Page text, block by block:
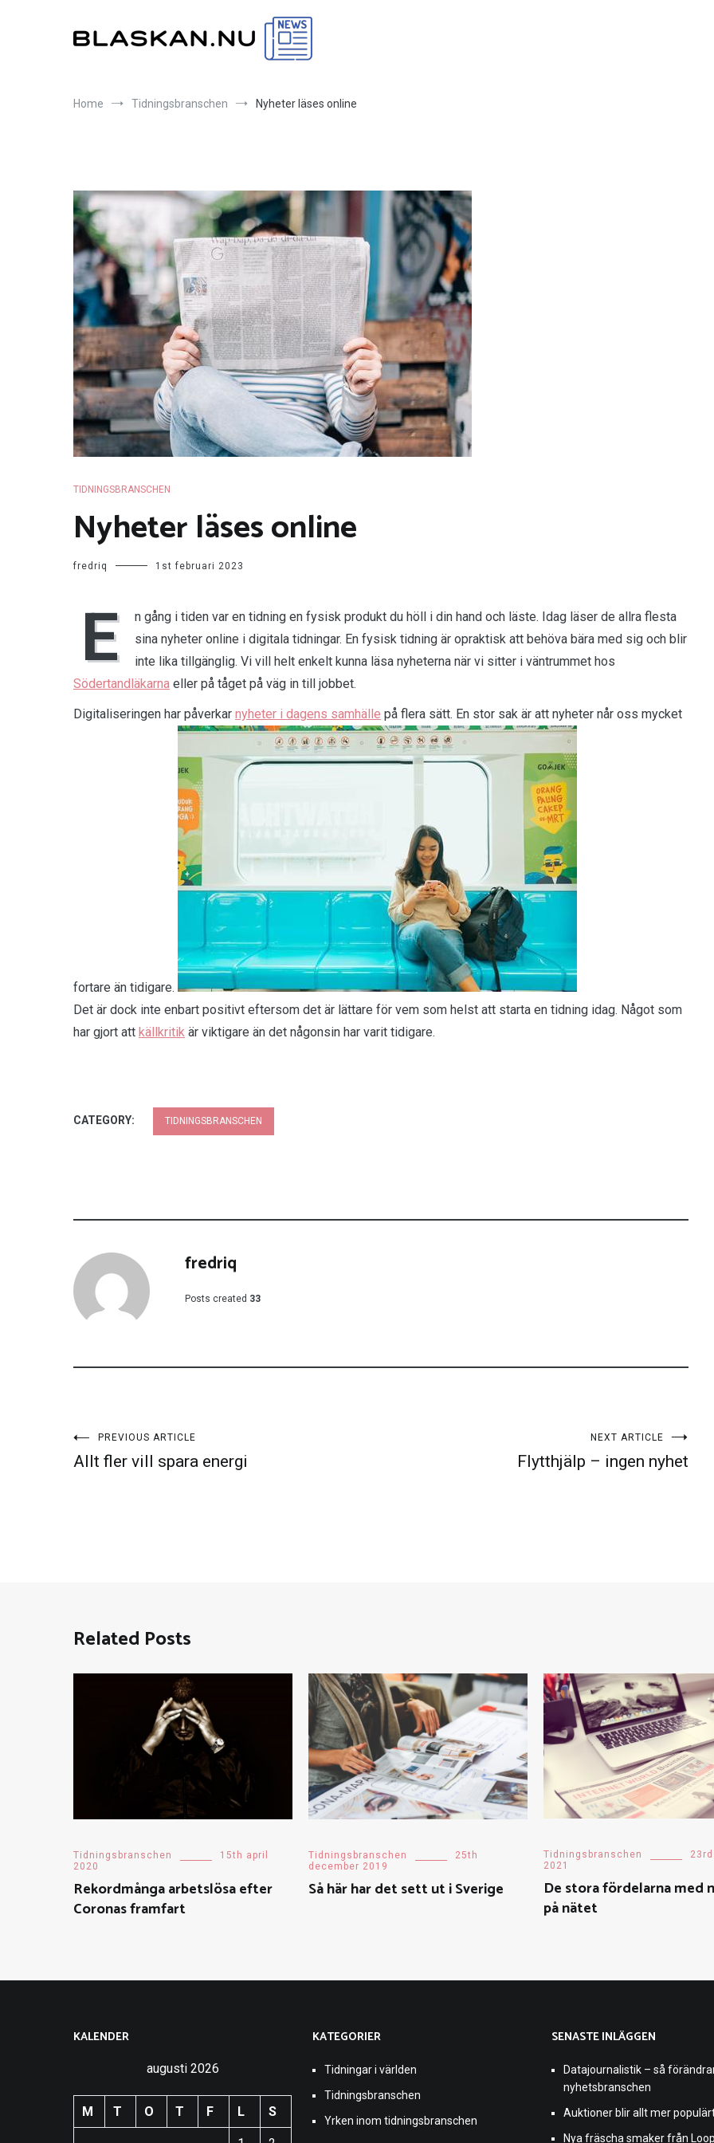
Home Tidningsbranschen Nyheter läses online
TIDNINGSBRANSCHEN
Nyheter läses online
fredriq 1st februari 2023
E
n gång i tiden var en tidning en fysisk produkt du höll i din hand och läste. Idag läser de allra flesta
sina nyheter online i digitala tidningar. En fysisk tidning är opraktisk att behöva bära med sig och blir
inte lika tillgänglig. Vi vill helt enkelt kunna läsa nyheterna när vi sitter i väntrummet hos
Södertandläkarna eller på tåget på väg in till jobbet.
Digitaliseringen har påverkar nyheter i dagens samhälle på flera sätt. En stor sak är att nyheter når oss mycket
fortare än tidigare.
Det är dock inte enbart positivt eftersom det är lättare för vem som helst att starta en tidning idag. Något som
har gjort att källkritik är viktigare än det någonsin har varit tidigare.
CATEGORY: TIDNINGSBRANSCHEN
fredriq
Posts created 33
Inläggsnavigering
PREVIOUS ARTICLE
Allt fler vill spara energi
NEXT ARTICLE
Flytthjälp – ingen nyhet
Related Posts
Tidningsbranschen
15th april
2020
Rekordmånga arbetslösa efter
Coronas framfart
Tidningsbranschen
25th
december 2019
Så här har det sett ut i Sverige
Tidningsbranschen
2021
De stora fördelarna med
på nätet
KALENDER
augusti 2026
M T O T F L S
KATEGORIER
Tidningar i världen
Tidningsbranschen
Yrken inom tidningsbranschen
SENASTE INLÄGGEN
Datajournalistik – så
nyhetsbranschen
Auktioner blir allt mer
Nya fräscha smaker från Loop